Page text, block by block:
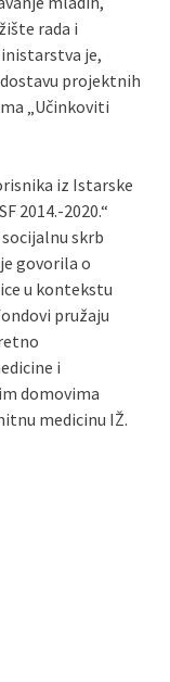
rada i
je,
projektnih
„Učinkoviti
iz Istarske
2014.-2020.“
skrb
govorila o
u kontekstu
pružaju
i
domovima
medicinu IŽ.